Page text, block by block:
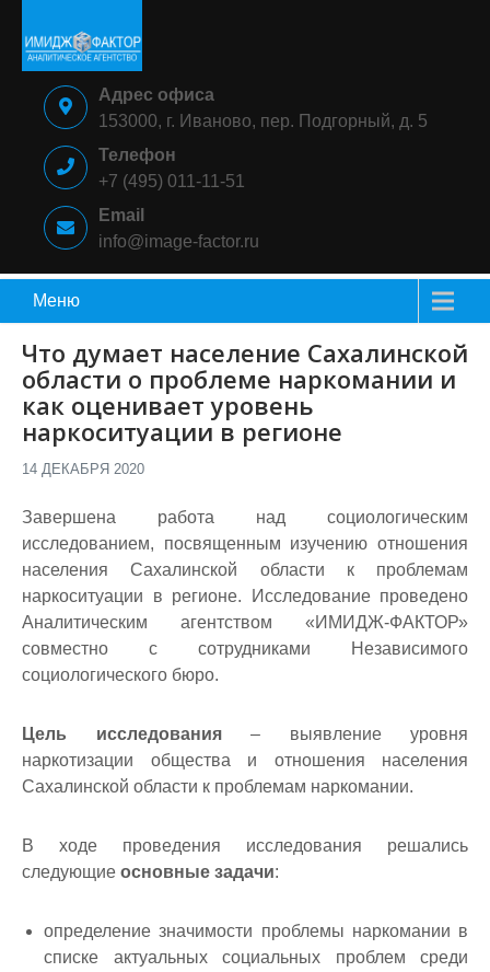
content
ИМИДЖ-
ФАКТОР
Аналитическое
агентство
Адрес офиса
153000, г. Иваново, пер. Подгорный, д. 5
Телефон
+7 (495) 011-11-51
Email
info@image-factor.ru
Меню
Что думает население Сахалинской
области о проблеме наркомании и
как оценивает уровень
наркоситуации в регионе
14 ДЕКАБРЯ 2020
Завершена работа над социологическим
исследованием, посвященным изучению отношения
населения Сахалинской области к проблемам
наркоситуации в регионе. Исследование проведено
Аналитическим агентством «ИМИДЖ-ФАКТОР»
совместно с сотрудниками Независимого
социологического бюро.
Цель исследования– выявление уровня
наркотизации общества и отношения населения
Сахалинской области к проблемам наркомании.
В ходе проведения исследования решались
следующие основные задачи:
определение значимости проблемы наркомании в
списке актуальных социальных проблем среди